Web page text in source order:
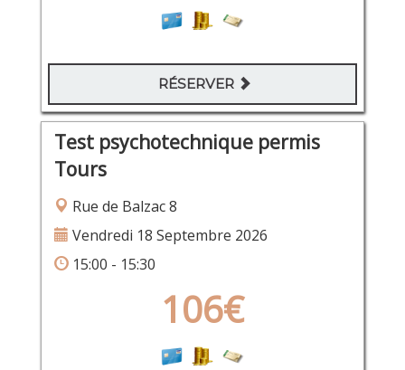
RÉSERVER
Test psychotechnique permis
Tours
Rue de Balzac 8
Vendredi 18 Septembre 2026
15:00 - 15:30
106€